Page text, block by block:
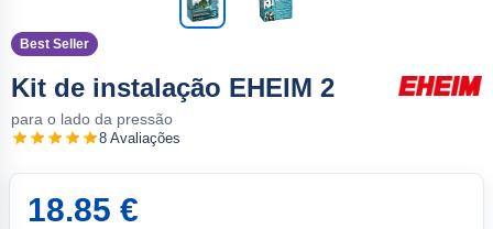
Best Seller
Kit de instalação EHEIM 2
para o lado da pressão
8 Avaliações
18.85 €